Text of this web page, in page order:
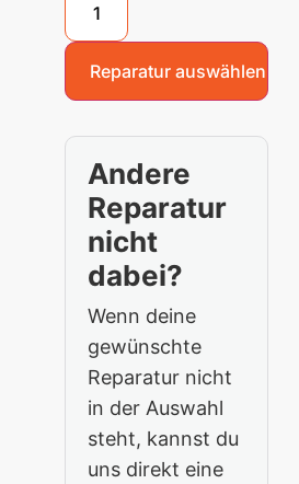
Reparatur auswählen
Andere
Reparatur
nicht
dabei?
Wenn deine
gewünschte
Reparatur nicht
in der Auswahl
steht, kannst du
uns direkt eine